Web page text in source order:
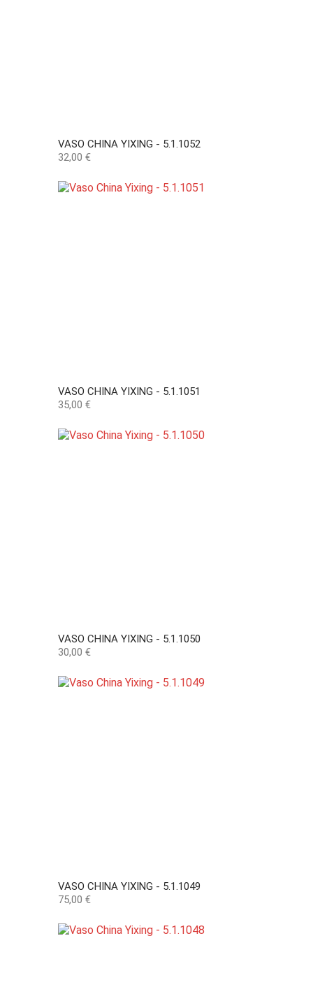
VASO CHINA YIXING - 5.1.1052
Preço
32,00 €
VASO CHINA YIXING - 5.1.1051
Preço
35,00 €
VASO CHINA YIXING - 5.1.1050
Preço
30,00 €
VASO CHINA YIXING - 5.1.1049
Preço
75,00 €